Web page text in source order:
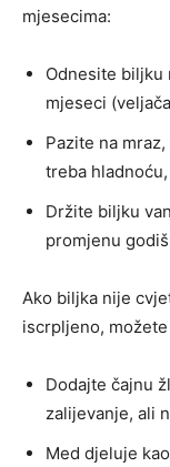
mjesecima:
Odnesite biljku
mjeseci
Pazite na
treba
Držite biljku
promjenu
Ako biljka nije
iscrpljeno,
Dodajte čajnu
zalijevanje, ali
Med djeluje